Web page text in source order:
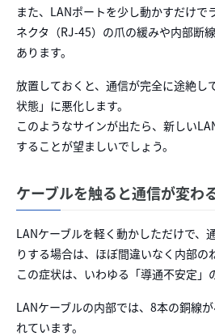
また、LANポートを少し動かすだけで
ネクタ（RJ-45）の爪の緩みや内部断
あります。
放置しておくと、通信が完全に途絶し
状態」に悪化します。
このようなサインが出たら、新しい
することが望ましいでしょう。
ケーブルを触ると通信が変わ
LANケーブルを軽く動かしただけで、
りする場合は、ほぼ間違いなく内部の
この症状は、いわゆる「導通不安定」
LANケーブルの内部では、8本の銅線
れています。